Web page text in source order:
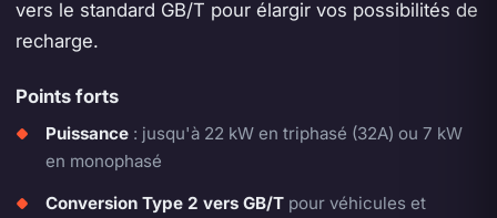
vers le standard GB/T pour élargir vos possibilités de
recharge.
Points forts
Puissance: jusqu'à 22 kW en triphasé (32A) ou 7 kW
en monophasé
Conversion Type 2 vers GB/Tpour véhicules et